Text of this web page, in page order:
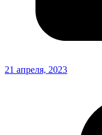
21 апреля, 2023